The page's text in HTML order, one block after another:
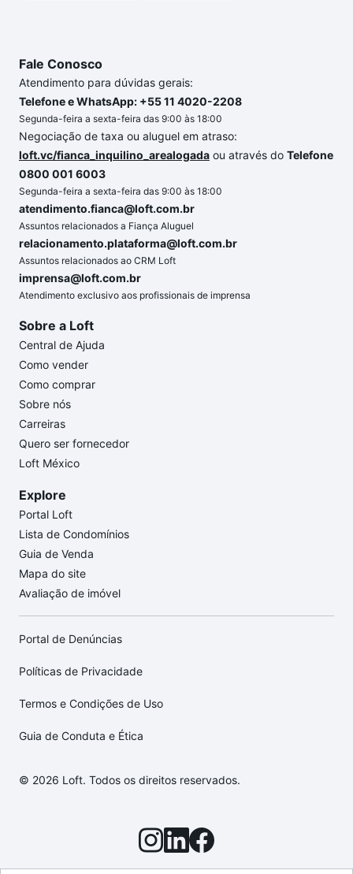
Fale Conosco
Atendimento para dúvidas gerais:
Telefone e WhatsApp: +55 11 4020-2208
Segunda-feira a sexta-feira das 9:00 às 18:00
Negociação de taxa ou aluguel em atraso:
loft.vc/fianca_inquilino_arealogada ou através do Telefone
0800 001 6003
Segunda-feira a sexta-feira das 9:00 às 18:00
atendimento.fianca@loft.com.br
Assuntos relacionados a Fiança Aluguel
relacionamento.plataforma@loft.com.br
Assuntos relacionados ao CRM Loft
imprensa@loft.com.br
Atendimento exclusivo aos profissionais de imprensa
Sobre a Loft
Central de Ajuda
Como vender
Como comprar
Sobre nós
Carreiras
Quero ser fornecedor
Loft México
Explore
Portal Loft
Lista de Condomínios
Guia de Venda
Mapa do site
Avaliação de imóvel
Portal de Denúncias
Políticas de Privacidade
Termos e Condições de Uso
Guia de Conduta e Ética
© 2026 Loft. Todos os direitos reservados.